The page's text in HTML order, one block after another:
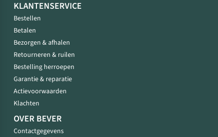
KLANTENSERVICE
Bestellen
Betalen
Bezorgen & afhalen
Retourneren & ruilen
Bestelling herroepen
Garantie & reparatie
Actievoorwaarden
Klachten
OVER BEVER
Contactgegevens